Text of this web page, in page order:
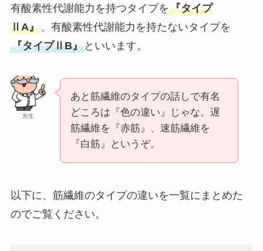
有酸素性代謝能力を持つタイプを『タイプ
ⅡA』、有酸素性代謝能力を持たないタイプを
『タイプⅡB』といいます。
先生
あと筋繊維のタイプの話しで有名
どころは『色の違い』じゃな。遅
筋繊維を『赤筋』、速筋繊維を
『白筋』というぞ。
以下に、筋繊維のタイプの違いを一覧にまとめた
のでご覧ください。